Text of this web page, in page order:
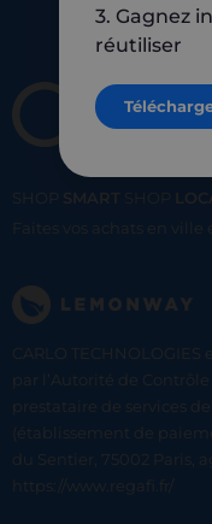
SHOP SMART SHOP
Faites vos achats en ville
CARLO
par l’Autorité de
prestataire de services
(établissement de
du Sentier, 75002 Paris,
https://www.regafi.fr/
3. Gagnez
réutiliser